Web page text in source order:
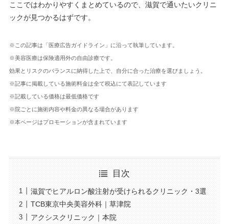
ここではわかりやすくまとめているので、滋賀で通いたいクリニ
ックが見つかるはずです。
※この記事は「医療広告ガイドライン」に沿って執筆しています。
※美容医療は保険適用外の自由診療です。
効果とリスクのバランスに納得した上で、自分に合った治療を選びましょう。
※記事に掲載している施術料金は全て税込にて表記しています
※記載している価格は最低価格です
※院ごとに施術内容や料金の異なる場合があります
※本ページはプロモーションが含まれています
目次
滋賀でヒアルロン酸注射が受けられるクリニック・3選
TCB東京中央美容外科｜草津院
アクシスクリニック｜本院